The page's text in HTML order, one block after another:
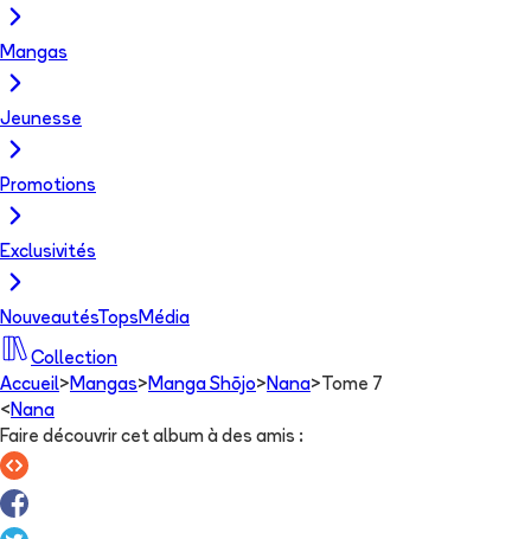
Mangas
Jeunesse
Promotions
Exclusivités
NouveautésTops Média
Collection
Accueil> Mangas> Manga Shōjo> Nana> Tome 7
< Nana
Faire découvrir cet album à des amis :